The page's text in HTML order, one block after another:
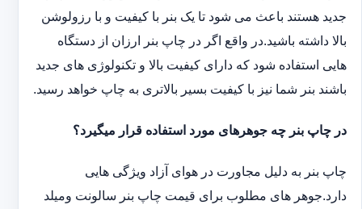
جدید هستند باعث می شود تا یک بنر با کیفیت و با رزولوشن
بالا داشته باشید.در واقع اگر در چاپ بنر ارزان از دستگاه
هایی استفاده شود که دارای کیفیت بالا و تکنولوژی های جدید
باشند بنر شما نیز با کیفیت بسیر بالاتری به چاپ خواهد رسید.
در چاپ بنر چه جوهرهای مورد استفاده قرار میگیرد؟
چاپ بنر به دلیل مجاورت در هوای آزاد ویژگی هایی
دارد.جوهر های مطلوب برای قیمت چاپ بنر سالونت ‏و‏‏میلد